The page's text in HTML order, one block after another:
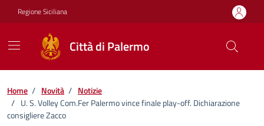
Vai ai contenuti
Vai al footer
Regione Siciliana
Città di Palermo
Home / Novità / Notizie
/ U. S. Volley Com.Fer Palermo vince finale play-off. Dichiarazione
consigliere Zacco